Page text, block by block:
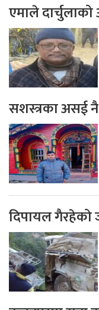
एमाले दार्चुलाको
सशस्त्रका असई
दिपायल गैरहेको